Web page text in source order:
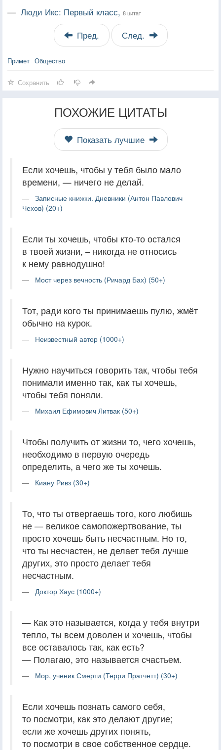
— Люди Икс: Первый класс, 8 цитат
Пред. След.
Примет Общество
Сохранить
ПОХОЖИЕ ЦИТАТЫ
Показать лучшие
Если хочешь, чтобы у тебя было мало
времени, — ничего не делай.
Записные книжки. Дневники (Антон Павлович
Чехов) (20+)
Если ты хочешь, чтобы кто-то остался
в твоей жизни, – никогда не относись
к нему равнодушно!
Мост через вечность (Ричард Бах) (50+)
Тот, ради кого ты принимаешь пулю, жмёт
обычно на курок.
Неизвестный автор (1000+)
Нужно научиться говорить так, чтобы тебя
понимали именно так, как ты хочешь,
чтобы тебя поняли.
Михаил Ефимович Литвак (50+)
Чтобы получить от жизни то, чего хочешь,
необходимо в первую очередь
определить, а чего же ты хочешь.
Киану Ривз (30+)
То, что ты отвергаешь того, кого любишь
не — великое самопожертвование, ты
просто хочешь быть несчастным. Но то,
что ты несчастен, не делает тебя лучше
других, это просто делает тебя
несчастным.
Доктор Хаус (1000+)
— Как это называется, когда у тебя внутри
тепло, ты всем доволен и хочешь, чтобы
все оставалось так, как есть?
— Полагаю, это называется счастьем.
Мор, ученик Смерти (Терри Пратчетт) (30+)
Если хочешь познать самого себя,
то посмотри, как это делают другие;
если же хочешь других понять,
то посмотри в свое собственное сердце.